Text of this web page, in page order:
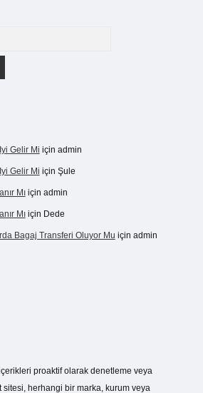
Gelir Mi için admin
Gelir Mi için Şule
Mıiçin admin
Mıiçin Dede
Bagaj Transferi Oluyor Mu için admin
proaktif olarak denetleme veya
sitesi, herhangi bir marka, kurum veya